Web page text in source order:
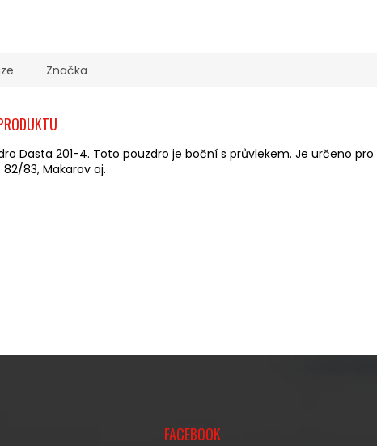
Značka
Dasta 201-4. Toto pouzdro je boční s průvlekem. Je určeno pro
83, Makarov aj.
FACEBOOK